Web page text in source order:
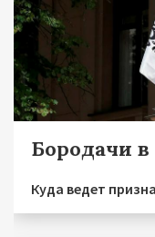
Бородачи в
Куда ведет